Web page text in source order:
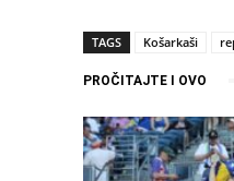
TAGS Košarkaši
PROČITAJTE I OVO